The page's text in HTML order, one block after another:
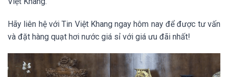
Hãy liên hệ với Tin Việt Khang ngay hôm nay để được tư vấn
và đặt hàng quạt hơi nước giá sỉ với giá ưu đãi nhất!